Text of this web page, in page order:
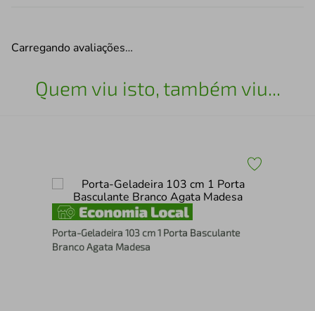
Carregando avaliações…
Quem viu isto, também viu...
Porta-Geladeira 103 cm 1 Porta Basculante
Branco Agata Madesa